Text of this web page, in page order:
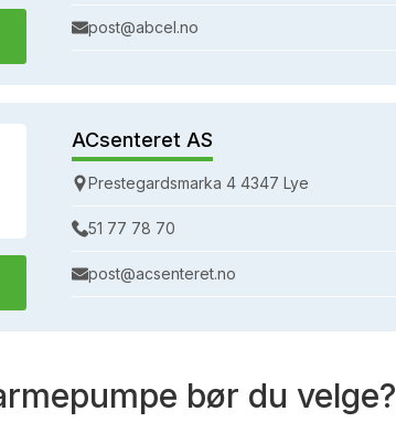
post@abcel.no
ACsenteret AS
Prestegardsmarka 4 4347 Lye
51 77 78 70
post@acsenteret.no
bør du velge?